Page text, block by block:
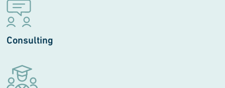
Consulting